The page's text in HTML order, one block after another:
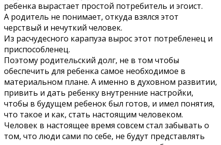
ребенка вырастает простой потребитель и эгоист.
А родитель не понимает, откуда взялся этот
черствый и нечуткий человек.
Из расчудесного карапуза вырос этот потребленец и
приспособленец.
Поэтому родительский долг, не в том чтобы
обеспечить для ребенка самое необходимое в
материальном плане. А именно в духовном развитии,
привить и дать ребенку внутренние настройки,
чтобы в будущем ребенок был готов, и имел понятия,
что такое и как, стать настоящим человеком.
Человек в настоящее время совсем стал забывать о
том, что люди сами по себе, не будут представлять